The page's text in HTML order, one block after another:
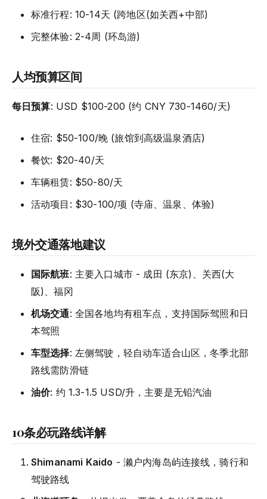
标准行程: 10-14天 (跨地区(如关西+中部)
完整体验: 2-4周 (环岛游)
人均预算区间
每日预算: USD $100-200 (约 CNY 730-1460/天)
住宿: $50-100/晚 (旅馆到高级温泉酒店)
餐饮: $20-40/天
车辆租赁: $50-80/天
活动项目: $30-100/项 (寺庙、温泉、体验)
境外交通落地建议
国际航班: 主要入口城市 - 成田 (东京)、关西(大
阪)、福冈
机场交通: 全国各地均有租车点，支持国际驾照和日
本驾照
车型选择: 左侧驾驶，轻自动车适合山区，冬季北部
路线需防滑链
油价: 约 1.3-1.5 USD/升，主要是无铅汽油
10条必玩路线详解
Shimanami Kaido - 濑户内海岛屿连接线，骑行和
驾驶路线